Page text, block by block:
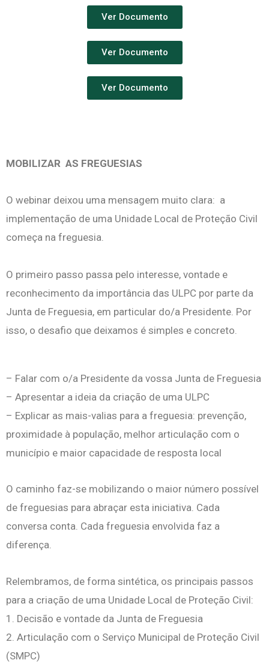
Ver Documento
Ver Documento
Ver Documento
MOBILIZAR AS FREGUESIAS
O webinar deixou uma mensagem muito clara: a
implementação de uma Unidade Local de Proteção Civil
começa na freguesia.
O primeiro passo passa pelo interesse, vontade e
reconhecimento da importância das ULPC por parte da
Junta de Freguesia, em particular do/a Presidente. Por
isso, o desafio que deixamos é simples e concreto.
– Falar com o/a Presidente da vossa Junta de Freguesia
– Apresentar a ideia da criação de uma ULPC
– Explicar as mais-valias para a freguesia: prevenção,
proximidade à população, melhor articulação com o
município e maior capacidade de resposta local
O caminho faz-se mobilizando o maior número possível
de freguesias para abraçar esta iniciativa. Cada
conversa conta. Cada freguesia envolvida faz a
diferença.
Relembramos, de forma sintética, os principais passos
para a criação de uma Unidade Local de Proteção Civil:
1. Decisão e vontade da Junta de Freguesia
2. Articulação com o Serviço Municipal de Proteção Civil
(SMPC)